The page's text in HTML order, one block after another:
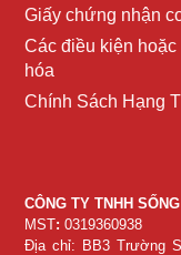
Giấy chứng nhận
Các điều kiện
hóa
Chính Sách Hạng
CÔNG TY TNHH
MST: 0319360938
Địa chỉ: BB3 Trường